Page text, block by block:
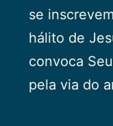
se
hálito de
convoca
pela via do